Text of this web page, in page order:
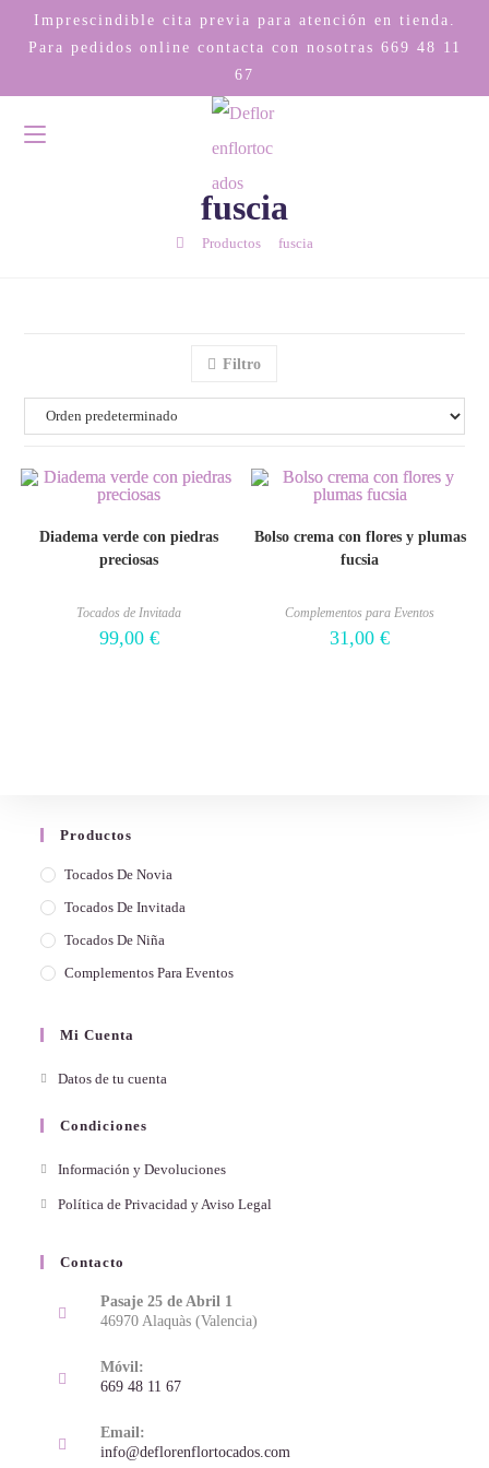
Imprescindible cita previa para atención en tienda.
Para pedidos online contacta con nosotras 669 48 11
67
fuscia
Productos fuscia
Filtro
Diadema verde con piedras
preciosas
Tocados de Invitada
99,00 €
Bolso crema con flores y plumas
fucsia
Complementos para Eventos
31,00€
Productos
Tocados De Novia
Tocados De Invitada
Tocados De Niña
Complementos Para Eventos
Mi Cuenta
Datos de tu cuenta
Condiciones
Información y Devoluciones
Política de Privacidad y Aviso Legal
Contacto
Pasaje 25 de Abril 1
46970 Alaquàs (Valencia)
Móvil:
669 48 11 67
Email:
info@deflorenflortocados.com